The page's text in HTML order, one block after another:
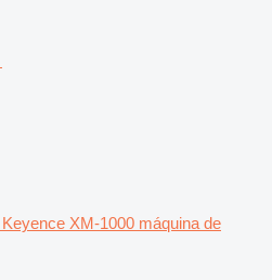
Keyence XM-1000 máquina de